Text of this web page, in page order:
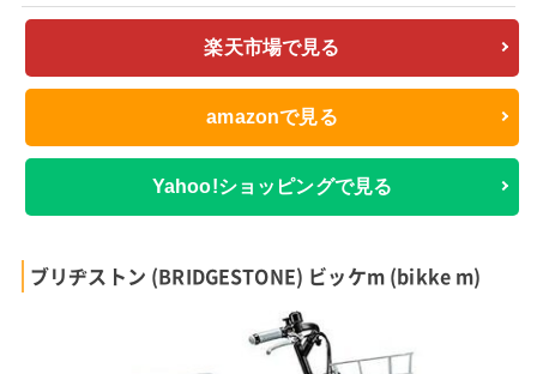
楽天市場で見る
amazonで見る
Yahoo!ショッピングで見る
ブリヂストン (BRIDGESTONE) ビッケm (bikke m)